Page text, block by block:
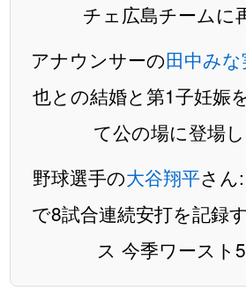
チェ広島チームに
アナウンサーの田中みな
也との結婚と第1子妊娠
て公の場に登場
野球選手の大谷翔平さん
で8試合連続安打を記録
ス 今季ワースト